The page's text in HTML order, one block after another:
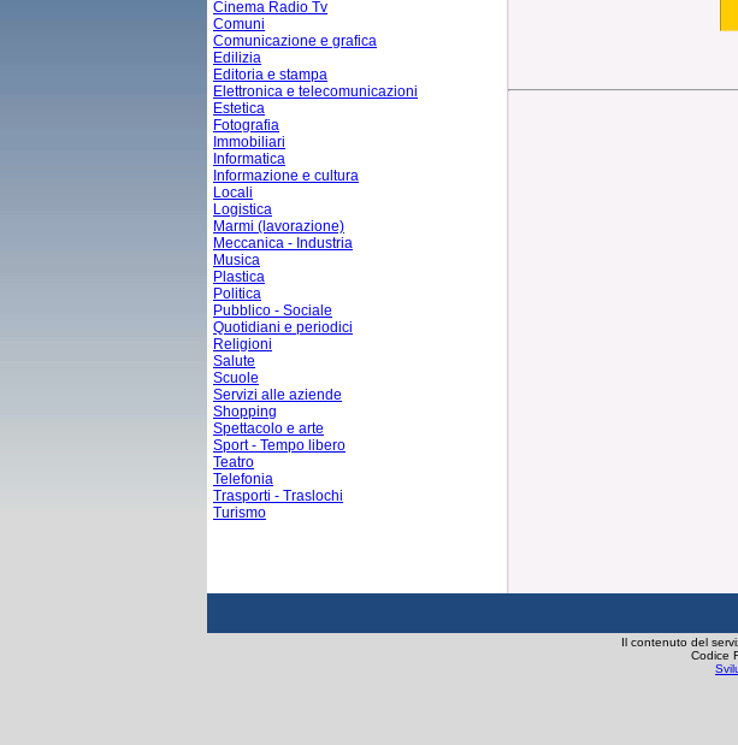
Cinema Radio Tv
Comuni
Comunicazione e grafica
Edilizia
Editoria e stampa
Elettronica e telecomunicazioni
Estetica
Fotografia
Immobiliari
Informatica
Informazione e cultura
Locali
Logistica
Marmi (lavorazione)
Meccanica - Industria
Musica
Plastica
Politica
Pubblico - Sociale
Quotidiani e periodici
Religioni
Salute
Scuole
Servizi alle aziende
Shopping
Spettacolo e arte
Sport - Tempo libero
Teatro
Telefonia
Trasporti - Traslochi
Turismo
Il contenuto del
Codice